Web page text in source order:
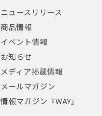
ニュースリリース
商品情報
イベント情報
お知らせ
メディア掲載情報
メールマガジン
情報マガジン『WAY』